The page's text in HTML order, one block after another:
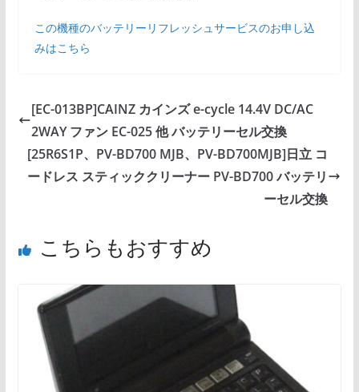
この機種のバッテリーリフレッシュサービスのお申し込
みはこちら
[EC-013BP]CAINZ カインズ e-cycle 14.4V DC/AC
2WAY ファン EC-025 他 バッテリーセル交換
[25R6S1P、PV-BD700 MJB、PV-BD700MJB]日立 コ
ードレス スティッククリーナー PV-BD700 バッテリ
ーセル交換
こちらもおすすめ